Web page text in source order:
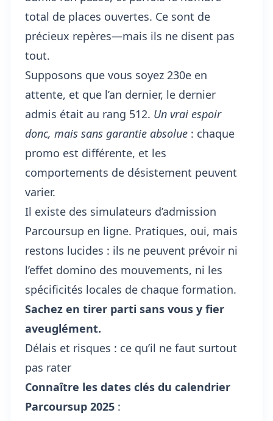
total de places ouvertes. Ce sont de
précieux repères—mais ils ne disent pas
tout.
Supposons que vous soyez 230e en
attente, et que l’an dernier, le dernier
admis était au rang 512. Un vrai espoir
donc, mais sans garantie absolue : chaque
promo est différente, et les
comportements de désistement peuvent
varier.
Il existe des simulateurs d’admission
Parcoursup en ligne. Pratiques, oui, mais
restons lucides : ils ne peuvent prévoir ni
l’effet domino des mouvements, ni les
spécificités locales de chaque formation.
Sachez en tirer parti sans vous y fier
aveuglément.
Délais et risques : ce qu’il ne faut surtout
pas rater
Connaître les dates clés du calendrier
Parcoursup 2025 :